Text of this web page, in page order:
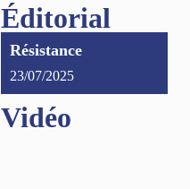
Éditorial
Résistance
23/07/2025
Vidéo